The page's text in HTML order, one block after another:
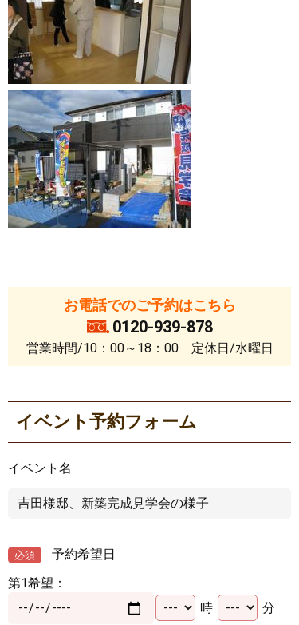
お電話でのご予約はこちら
0120-939-878
営業時間/10：00～18：00 定休日/水曜日
イベント予約フォーム
イベント名
必須
予約希望日
第1希望：
時
分